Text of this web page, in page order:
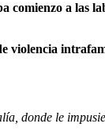
comienzo a las
violencia
donde le